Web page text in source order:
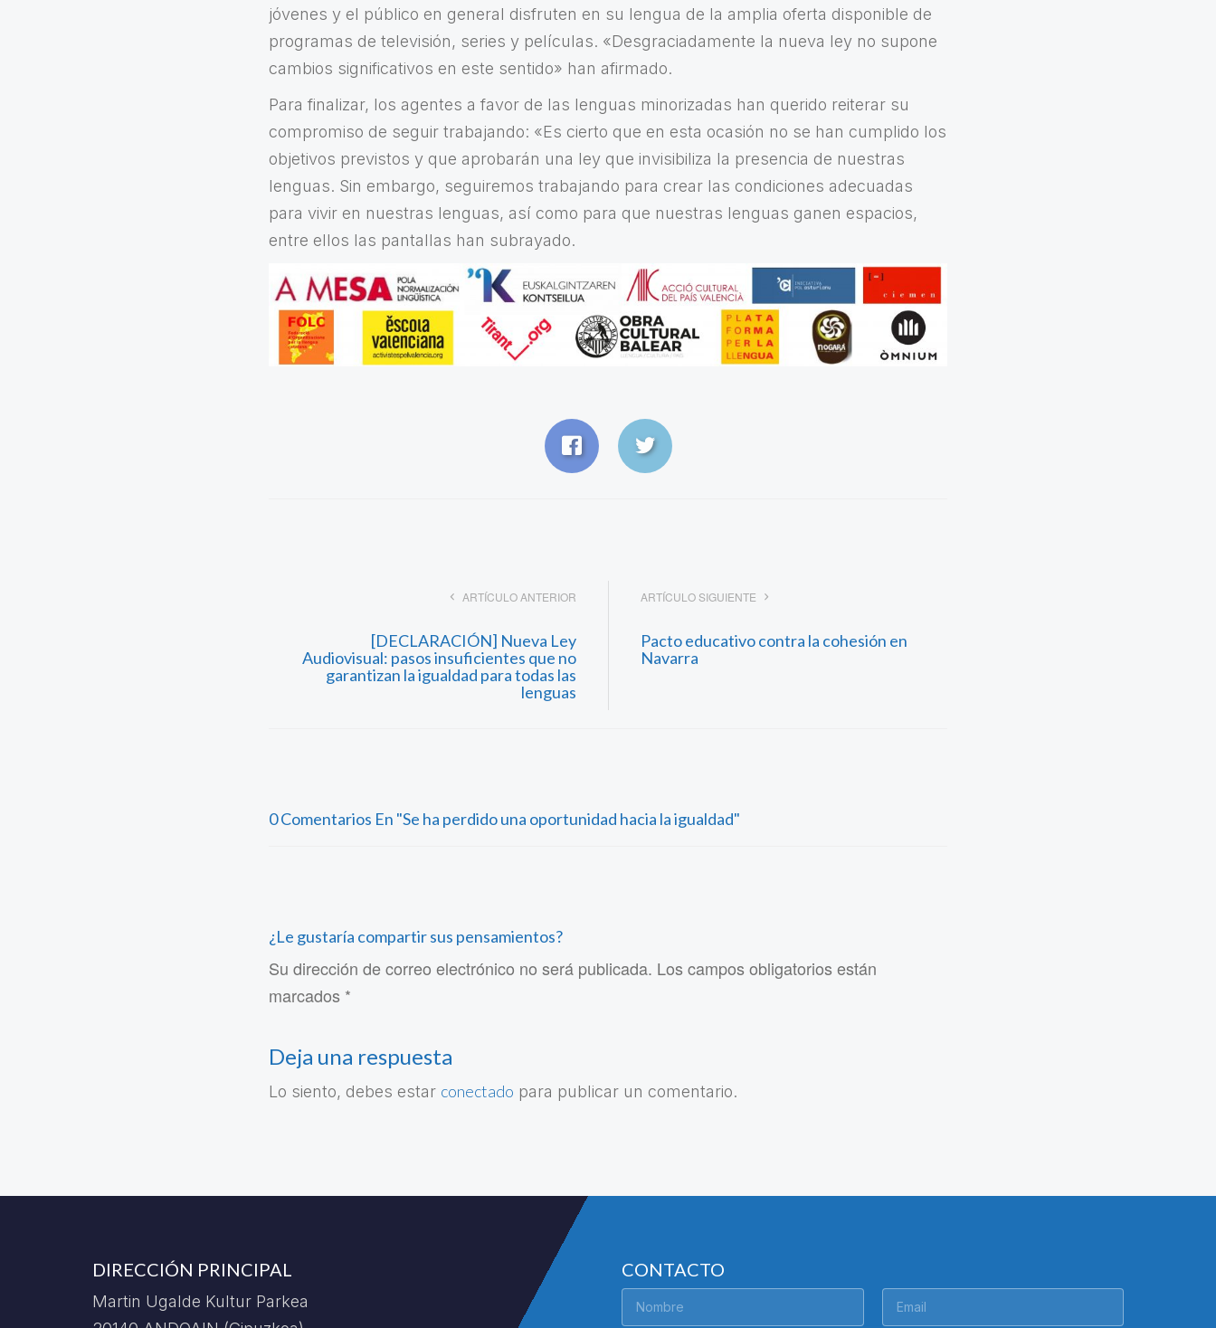
jóvenes y el público en general disfruten en su lengua de la amplia oferta disponible de
programas de televisión, series y películas. «Desgraciadamente la nueva ley no supone
cambios significativos en este sentido» han afirmado.
Para finalizar, los agentes a favor de las lenguas minorizadas han querido reiterar su
compromiso de seguir trabajando: «Es cierto que en esta ocasión no se han cumplido los
objetivos previstos y que aprobarán una ley que invisibiliza la presencia de nuestras
lenguas. Sin embargo, seguiremos trabajando para crear las condiciones adecuadas
para vivir en nuestras lenguas, así como para que nuestras lenguas ganen espacios,
entre ellos las pantallas han subrayado.
ARTÍCULO ANTERIOR
[DECLARACIÓN] Nueva Ley
Audiovisual: pasos insuficientes que no
garantizan la igualdad para todas las
lenguas
ARTÍCULO SIGUIENTE
Pacto educativo contra la cohesión en
Navarra
0 Comentarios En "Se ha perdido una oportunidad hacia la igualdad"
¿Le gustaría compartir sus pensamientos?
Su dirección de correo electrónico no será publicada. Los campos obligatorios están
marcados *
Deja una respuesta
Lo siento, debes estar conectado para publicar un comentario.
DIRECCIÓN PRINCIPAL
Martin Ugalde Kultur Parkea
CONTACTO